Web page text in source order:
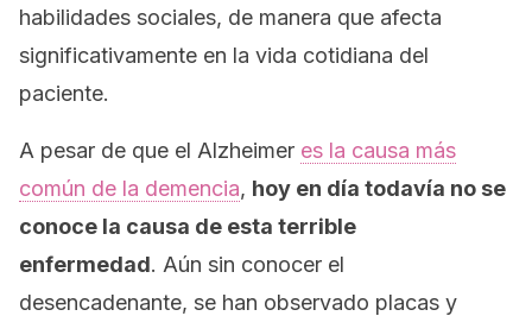
habilidades sociales, de manera que afecta
significativamente en la vida cotidiana del
paciente.
A pesar de que el Alzheimer es la causa más
común de la demencia, hoy en día todavía no se
conoce la causa de esta terrible
enfermedad. Aún sin conocer el
desencadenante, se han observado placas y